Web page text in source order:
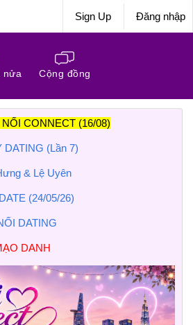
Sign Up Đăng nhập
nửa Cộng đồng
CONNECT (16/08)
DATING (Lần 7)
& Lệ Uyên
(24/05/26)
DATING
DANH